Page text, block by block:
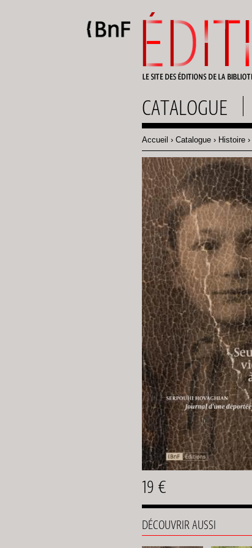
CATALOGUE
Fil
d'Ariane
Accueil Catalogue Histoire
19 €
DÉCOUVRIR AUSSI